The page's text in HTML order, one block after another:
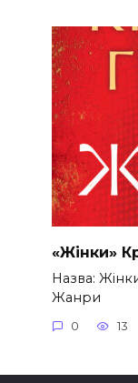
«Жінки»
Назва:
Жанри
0 13